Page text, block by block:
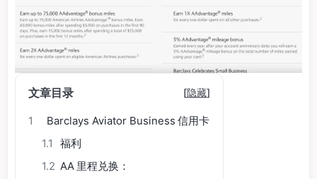
文章目录 [隐藏]
1
Barclays Aviator Business 信用卡
1.1
福利
1.2 AA 里程兑换：